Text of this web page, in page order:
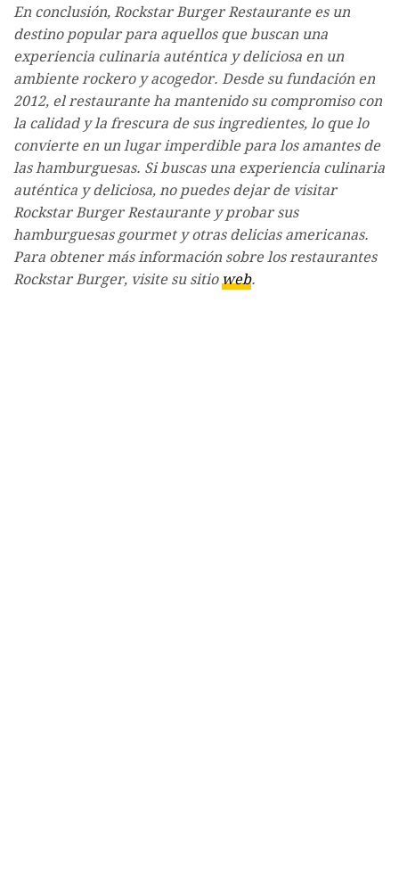
En conclusión, Rockstar Burger Restaurante es un
destino popular para aquellos que buscan una
experiencia culinaria auténtica y deliciosa en un
ambiente rockero y acogedor. Desde su fundación en
2012, el restaurante ha mantenido su compromiso con
la calidad y la frescura de sus ingredientes, lo que lo
convierte en un lugar imperdible para los amantes de
las hamburguesas. Si buscas una experiencia culinaria
auténtica y deliciosa, no puedes dejar de visitar
Rockstar Burger Restaurante y probar sus
hamburguesas gourmet y otras delicias americanas.
Para obtener más información sobre los restaurantes
Rockstar Burger, visite su sitioweb.